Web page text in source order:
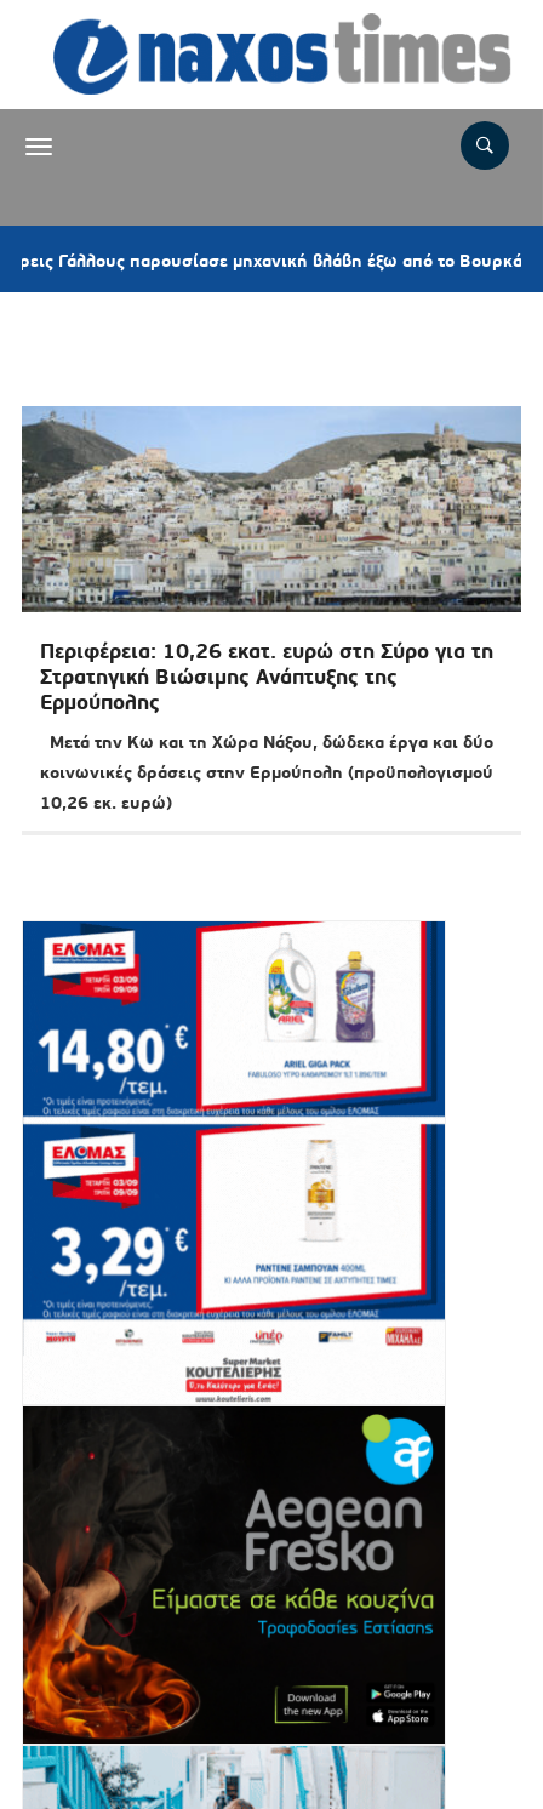
παρουσίασε μηχανική βλάβη έξω από το Βουρκάρι
Περιφέρεια: 10,26 εκατ. ευρώ στη Σύρο για τη
Στρατηγική Βιώσιμης Ανάπτυξης της
Ερμούπολης
Μετά την Κω και τη Χώρα Νάξου, δώδεκα έργα και δύο
κοινωνικές δράσεις στην Ερμούπολη (προϋπολογισμού
10,26 εκ. ευρώ)